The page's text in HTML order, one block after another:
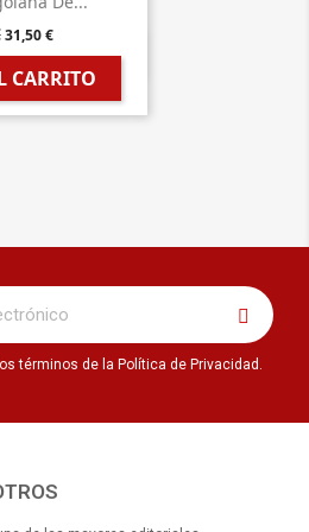
31,50 €
CARRITO
rápida
términos de la Política de Privacidad.